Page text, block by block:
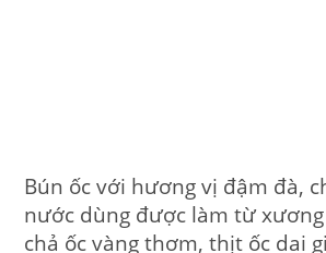
Bún ốc với hương vị đậm đà,
nước dùng được làm từ xương
chả ốc vàng thơm, thịt ốc dai